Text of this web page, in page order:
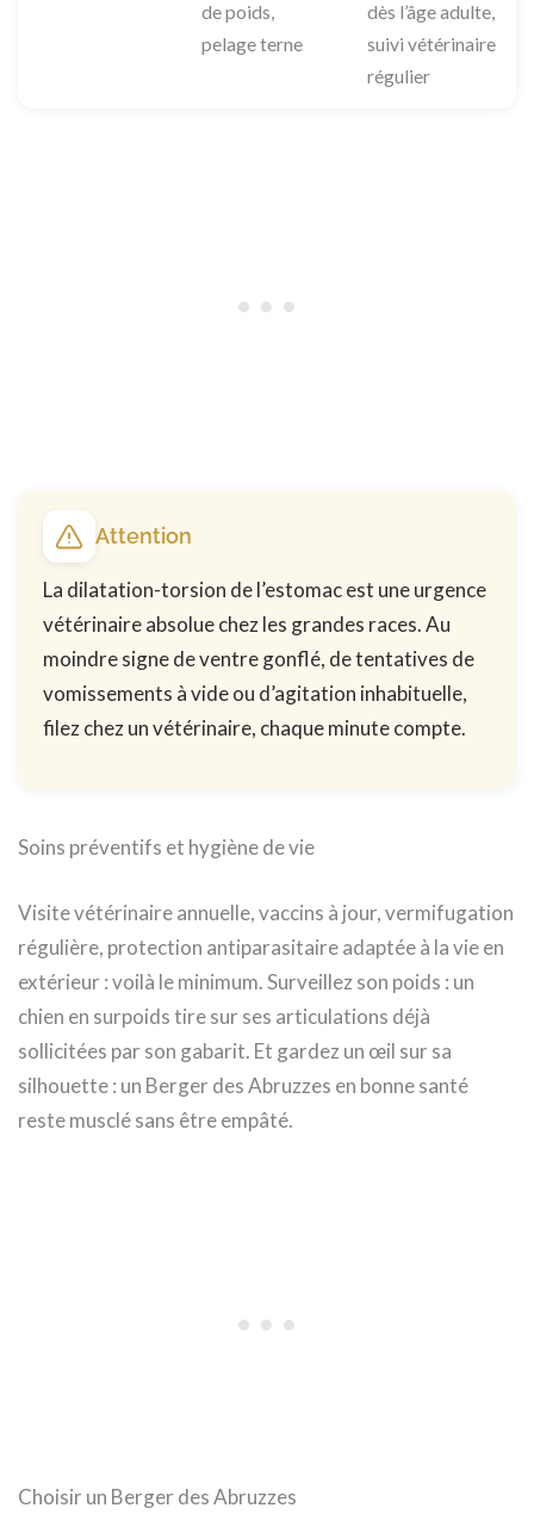
de poids,
pelage terne
dès l’âge adulte,
suivi vétérinaire
régulier
Attention
La dilatation-torsion de l’estomac est une urgence
vétérinaire absolue chez les grandes races. Au
moindre signe de ventre gonflé, de tentatives de
vomissements à vide ou d’agitation inhabituelle,
filez chez un vétérinaire, chaque minute compte.
Soins préventifs et hygiène de vie
Visite vétérinaire annuelle, vaccins à jour, vermifugation
régulière, protection antiparasitaire adaptée à la vie en
extérieur : voilà le minimum. Surveillez son poids : un
chien en surpoids tire sur ses articulations déjà
sollicitées par son gabarit. Et gardez un œil sur sa
silhouette : un Berger des Abruzzes en bonne santé
reste musclé sans être empâté.
Choisir un Berger des Abruzzes